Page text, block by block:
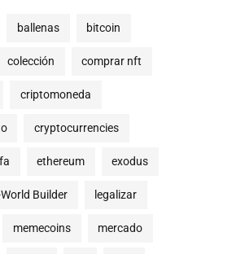
ballenas bitcoin
colección comprar nft
criptomoneda
cryptocurrencies
ethereum exodus
Builder legalizar
memecoins mercado